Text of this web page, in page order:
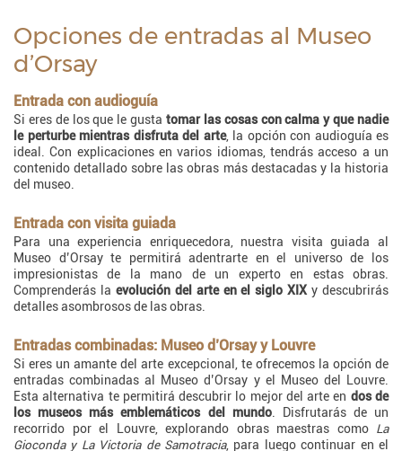
Opciones de entradas al Museo
d’Orsay
Entrada con audioguía
Si eres de los que le gusta tomar las cosas con calma y que nadie
le perturbe mientras disfruta del arte, la opción con audioguía es
ideal. Con explicaciones en varios idiomas, tendrás acceso a un
contenido detallado sobre las obras más destacadas y la historia
del museo.
Entrada con visita guiada
Para una experiencia enriquecedora, nuestra visita guiada al
Museo d’Orsay te permitirá adentrarte en el universo de los
impresionistas de la mano de un experto en estas obras.
Comprenderás la evolución del arte en el siglo XIX y descubrirás
detalles asombrosos de las obras.
Entradas combinadas: Museo d’Orsay y Louvre
Si eres un amante del arte excepcional, te ofrecemos la opción de
entradas combinadas al Museo d’Orsay y el Museo del Louvre.
Esta alternativa te permitirá descubrir lo mejor del arte en dos de
los museos más emblemáticos del mundo. Disfrutarás de un
recorrido por el Louvre, explorando obras maestras como La
Gioconda y La Victoria de Samotracia, para luego continuar en el